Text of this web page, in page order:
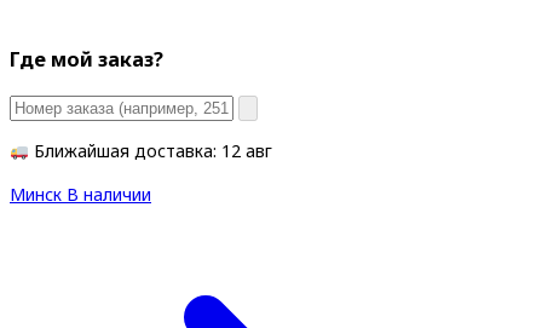
Где мой заказ?
Ближайшая доставка: 12 авг
Минск В наличии